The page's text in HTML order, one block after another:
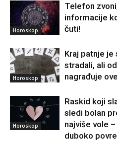
Horoskop
Telefon
informacije
čuti!
Horoskop
Kraj patnje je
stradali, ali
nagrađuje
Horoskop
Raskid koji
sledi bolan
najviše vole
duboko